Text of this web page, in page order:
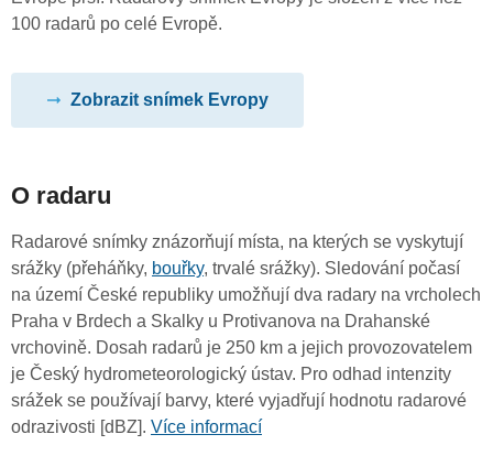
100 radarů po celé Evropě.
Zobrazit snímek Evropy
O radaru
Radarové snímky znázorňují místa, na kterých se vyskytují
srážky (přeháňky, bouřky, trvalé srážky). Sledování počasí
na území České republiky umožňují dva radary na vrcholech
Praha v Brdech a Skalky u Protivanova na Drahanské
vrchovině. Dosah radarů je 250 km a jejich provozovatelem
je Český hydrometeorologický ústav. Pro odhad intenzity
srážek se používají barvy, které vyjadřují hodnotu radarové
odrazivosti [dBZ]. Více informací